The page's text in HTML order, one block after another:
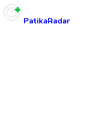
PatikaRadar